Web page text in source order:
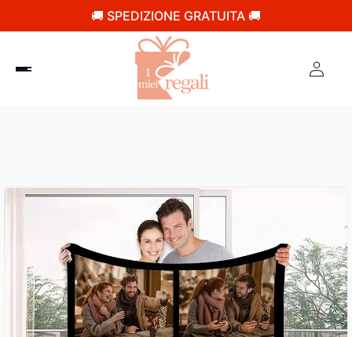
🚚 SPEDIZIONE GRATUITA 🚚